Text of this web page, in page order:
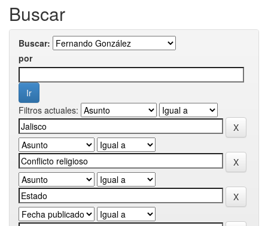
Buscar
Buscar:
por
Filtros actuales: